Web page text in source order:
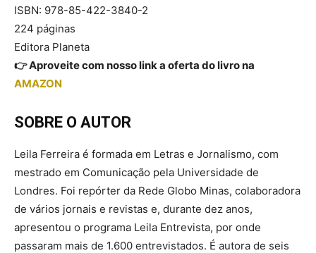
ISBN: 978-85-422-3840-2
224 páginas
Editora Planeta
👉 Aproveite com nosso link a oferta do livro na
AMAZON
SOBRE O AUTOR
Leila Ferreira é formada em Letras e Jornalismo, com
mestrado em Comunicação pela Universidade de
Londres. Foi repórter da Rede Globo Minas, colaboradora
de vários jornais e revistas e, durante dez anos,
apresentou o programa Leila Entrevista, por onde
passaram mais de 1.600 entrevistados. É autora de seis